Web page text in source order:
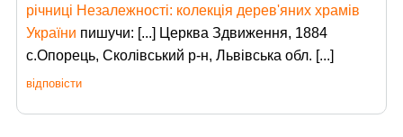
річниці Незалежності: колекція дерев'яних храмів
України пишучи: [...] Церква Здвиження, 1884
с.Опорець, Сколівський р-н, Львівська обл. [...]
відповісти